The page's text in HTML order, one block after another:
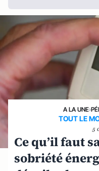
A LA UNE›
TOUT LE
5
Ce qu’il faut
sobriété